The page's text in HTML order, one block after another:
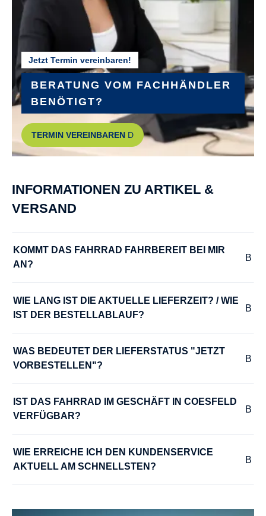
KETTENSCHUTZ :
KTM type 7 for Bosch Gen.4
KURBELGARNITUR :
KTM E-TEAM ISIS 170mm Q16
LENKER :
KTM Team low rizer 640mm
2025
36 V
Bosch Performance Line CX smart System
MOTOR-UNTERSTÜTZUNG :
bis zu 25 km/h
PEDALE :
Trekking-Pedal VP-616 anti-slip
RADGRÖSSE :
Jetzt Termin vereinbaren!
BERATUNG VOM FACHHÄNDLER
BENÖTIGT?
TERMIN VEREINBAREN
INFORMATIONEN ZU ARTIKEL &
VERSAND
KOMMT DAS FAHRRAD FAHRBEREIT BEI MIR
AN?
WIE LANG IST DIE AKTUELLE LIEFERZEIT? / WIE
IST DER BESTELLABLAUF?
WAS BEDEUTET DER LIEFERSTATUS "JETZT
VORBESTELLEN"?
IST DAS FAHRRAD IM GESCHÄFT IN COESFELD
VERFÜGBAR?
WIE ERREICHE ICH DEN KUNDENSERVICE
AKTUELL AM SCHNELLSTEN?